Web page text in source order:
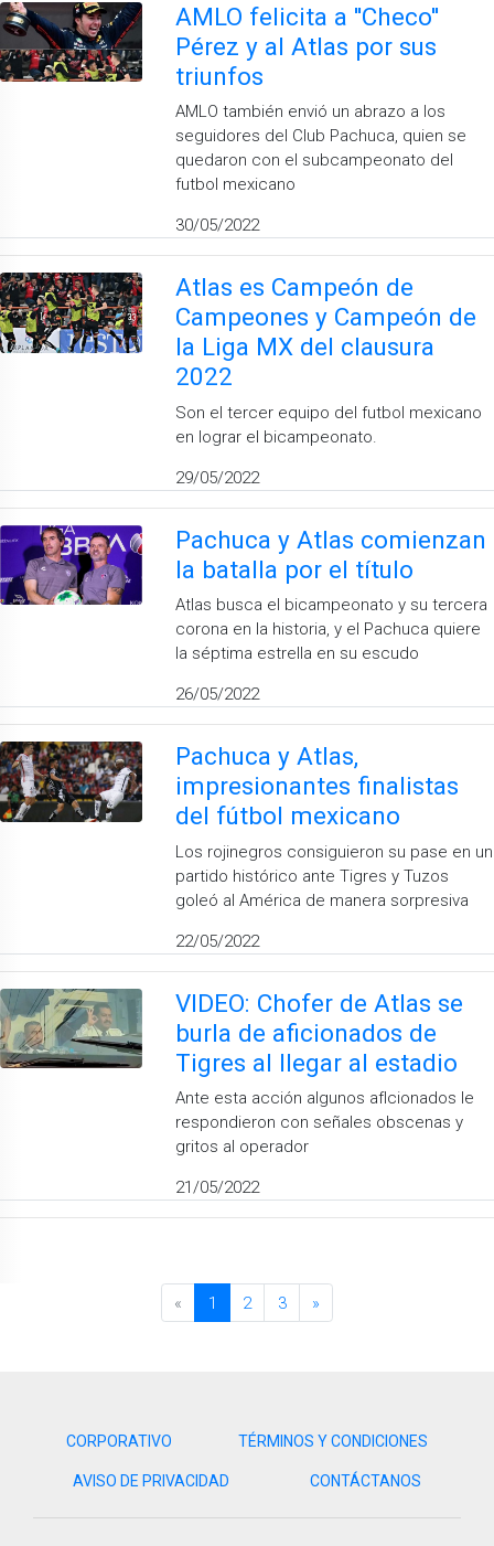
AMLO felicita a ''Checo''
Pérez y al Atlas por sus
triunfos
AMLO también envió un abrazo a los
seguidores del Club Pachuca, quien se
quedaron con el subcampeonato del
futbol mexicano
30/05/2022
Atlas es Campeón de
Campeones y Campeón de
la Liga MX del clausura
2022
Son el tercer equipo del futbol mexicano
en lograr el bicampeonato.
29/05/2022
Pachuca y Atlas comienzan
la batalla por el título
Atlas busca el bicampeonato y su tercera
corona en la historia, y el Pachuca quiere
la séptima estrella en su escudo
26/05/2022
Pachuca y Atlas,
impresionantes finalistas
del fútbol mexicano
Los rojinegros consiguieron su pase en un
partido histórico ante Tigres y Tuzos
goleó al América de manera sorpresiva
22/05/2022
VIDEO: Chofer de Atlas se
burla de aficionados de
Tigres al llegar al estadio
Ante esta acción algunos afIcionados le
respondieron con señales obscenas y
gritos al operador
21/05/2022
« 1 2 3 »
CORPORATIVO TÉRMINOS Y CONDICIONES
AVISO DE PRIVACIDAD CONTÁCTANOS